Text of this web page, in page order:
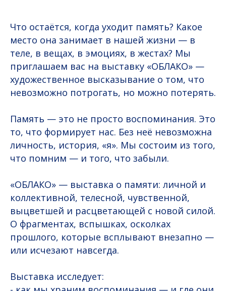
Что остаётся, когда уходит память? Какое
место она занимает в нашей жизни — в
теле, в вещах, в эмоциях, в жестах? Мы
приглашаем вас на выставку «ОБЛАКО» —
художественное высказывание о том, что
невозможно потрогать, но можно потерять.
Память — это не просто воспоминания. Это
то, что формирует нас. Без неё невозможна
личность, история, «я». Мы состоим из того,
что помним — и того, что забыли.
«ОБЛАКО» — выставка о памяти: личной и
коллективной, телесной, чувственной,
выцветшей и расцветающей с новой силой.
О фрагментах, вспышках, осколках
прошлого, которые всплывают внезапно —
или исчезают навсегда.
Выставка исследует: